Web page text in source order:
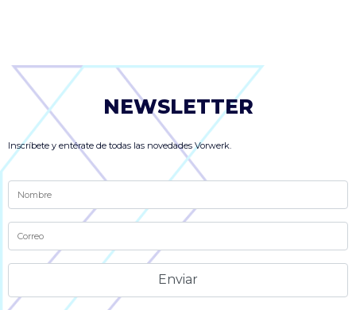
NEWSLETTER
Inscríbete y entérate de todas las novedades Vorwerk.